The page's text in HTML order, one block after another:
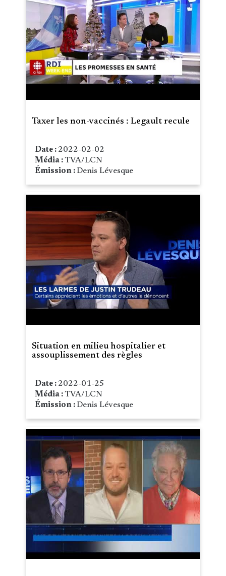
Taxer les non-vaccinés : Legault recule
Date : 2022-02-02
Média :TVA/LCN
Émission : Denis Lévesque
Situation en milieu hospitalier et
assouplissement des règles
Date : 2022-01-25
Média :TVA/LCN
Émission : Denis Lévesque